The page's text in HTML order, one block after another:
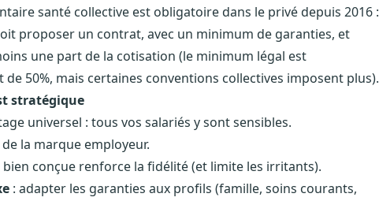
santé collective est obligatoire dans le privé depuis 2016 :
proposer un contrat, avec un minimum de garanties, et
une part de la cotisation (le minimum légal est
de 50%, mais certaines conventions collectives imposent plus).
stratégique
universel : tous vos salariés y sont sensibles.
de la marque employeur.
conçue renforce la fidélité (et limite les irritants).
: adapter les garanties aux profils (famille, soins courants,